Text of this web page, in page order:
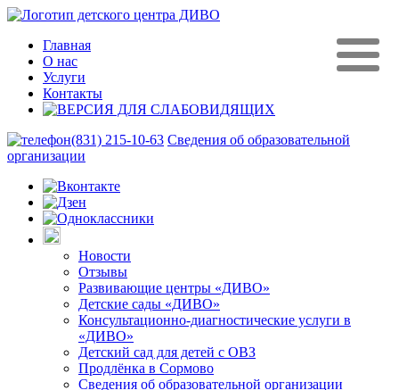
Главная
О нас
Услуги
Контакты
(831) 215-10-63 Сведения об образовательной
организации
Новости
Отзывы
Развивающие центры «ДИВО»
Детские сады «ДИВО»
Консультационно-диагностические услуги в
«ДИВО»
Детский сад для детей с ОВЗ
Продлёнка в Сормово
Сведения об образовательной организации